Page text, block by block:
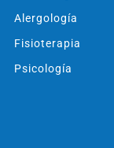
Alergología
Fisioterapia
Psicología